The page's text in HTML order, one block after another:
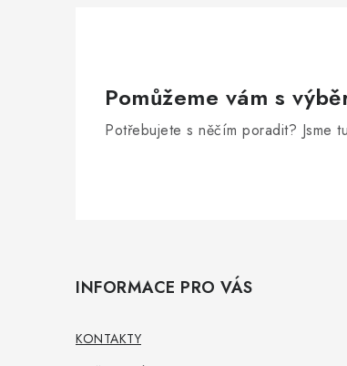
Pomůžeme vám s
Potřebujete s něčím poradit? Jsme
INFORMACE PRO VÁS
KONTAKTY